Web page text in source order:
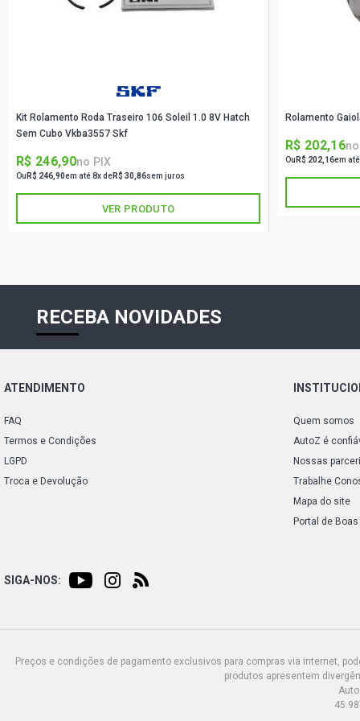
Kit Rolamento Roda Traseiro 106 Soleil 1.0 8V Hatch
Sem Cubo Vkba3557 Skf
R$ 246,90no PIX
Ou R$ 246,90em até 8x deR$ 30,86sem juros
VER PRODUTO
Rolamento
R$ 202,16
Ou R$ 202,16em
RECEBA NOVIDADES
ATENDIMENTO
FAQ
Termos e Condições
LGPD
Troca e Devolução
Quem somos
AutoZ é
Nossas
Trabalhe
Mapa do site
Portal de
SIGA-NOS:
Preços e condições de pagamento exclusivos para compras via internet,
produtos apresentem